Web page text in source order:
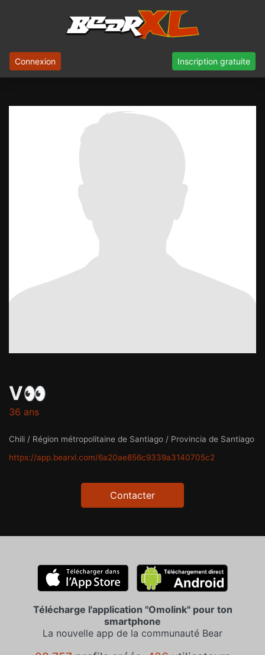
Connexion Inscription gratuite
V👀
36 ans
Chili / Région métropolitaine de Santiago / Provincia de Santiago
https://app.bearxl.com/6a20ae856c9339a3140705c2
Contacter
Télécharge l'application "Omolink" pour ton
smartphone
La nouvelle app de la communauté Bear